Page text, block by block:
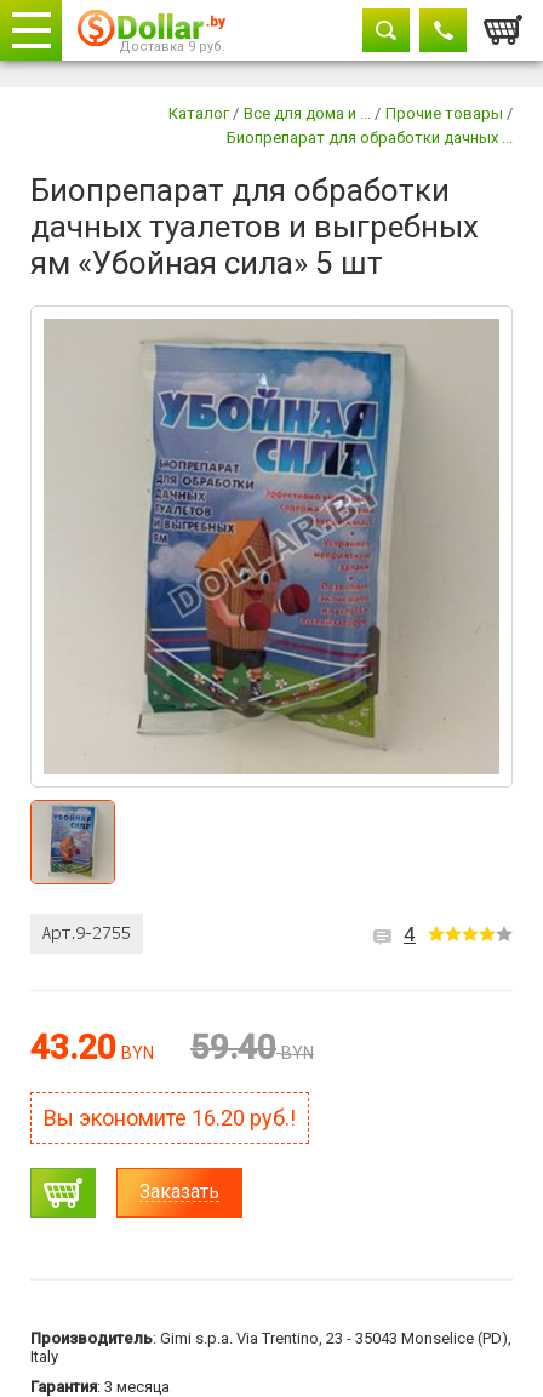
+375 29 882-11-33
Доставка 9 руб.
Каталог / Все для дома и ... / Прочие товары /
Биопрепарат для обработки дачных ...
Биопрепарат для обработки
дачных туалетов и выгребных
ям «Убойная сила» 5 шт
4
43.20 BYN 59.40 BYN
Вы экономите 16.20 руб.!
Заказать
Производитель: Gimi s.p.a. Via Trentino, 23 - 35043 Monselice (PD),
Italy
Гарантия: 3 месяца